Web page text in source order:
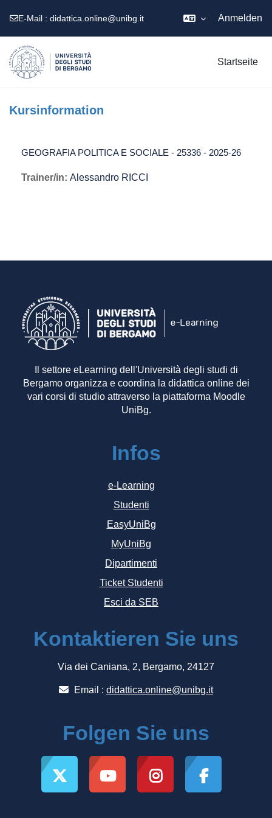
E-Mail : didattica.online@unibg.it Anmelden
Startseite
Kursinformation
GEOGRAFIA POLITICA E SOCIALE - 25336 - 2025-26
Trainer/in: Alessandro RICCI
Il settore eLearning dell'Università degli studi di
Bergamo organizza e coordina la didattica online dei
vari corsi di studio attraverso la piattaforma Moodle
UniBg.
Infos
e-Learning
Studenti
EasyUniBg
MyUniBg
Dipartimenti
Ticket Studenti
Esci da SEB
Kontaktieren Sie uns
Via dei Caniana, 2, Bergamo, 24127
Email : didattica.online@unibg.it
Folgen Sie uns